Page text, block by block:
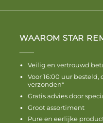
WAAROM STAR
Veilig en vertrouwd
Voor 16:00 uur besteld,
verzonden*
Gratis advies door
Groot assortiment
Pure en eerlijke